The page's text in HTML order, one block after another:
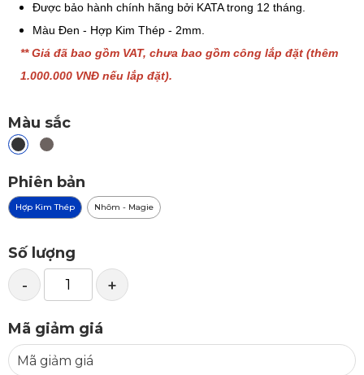
Được bảo hành chính hãng bởi KATA trong 12 tháng.
Màu Đen - Hợp Kim Thép - 2mm.
** Giá đã bao gồm VAT, chưa bao gồm công lắp đặt (thêm
1.000.000 VNĐ nếu lắp đặt).
Màu sắc
Phiên bản
Hợp Kim Thép Nhôm - Magie
Số lượng
- +
Mã giảm giá